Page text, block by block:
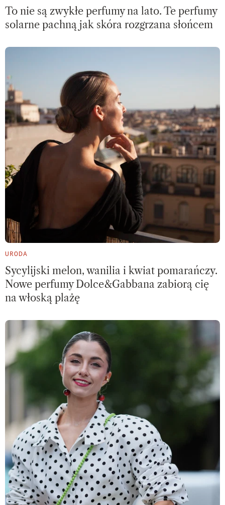
To nie są zwykłe perfumy na lato. Te perfumy
solarne pachną jak skóra rozgrzana słońcem
URODA
Sycylijski melon, wanilia i kwiat pomarańczy.
Nowe perfumy Dolce&Gabbana zabiorą cię
na włoską plażę